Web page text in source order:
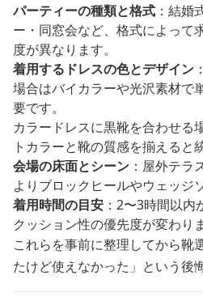
パーティーの種類と格式 ：結婚
ー・同窓会など、格式によって
度が異なります。
着用するドレスの色とデザイン
場合はバイカラーや光沢素材で
要です。
カラードレスに黒靴を合わせる
トカラーと靴の質感を揃えると
会場の床面とシーン ：屋外テラ
よりブロックヒールやウェッジ
着用時間の目安 ：2〜3時間以
クッション性の優先度が変わりま
これらを事前に整理してから靴
たけど使えなかった」という後